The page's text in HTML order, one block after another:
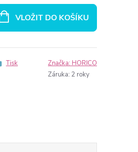
VLOŽIT DO KOŠÍKU
Tisk Značka: HORICO
Záruka: 2 roky